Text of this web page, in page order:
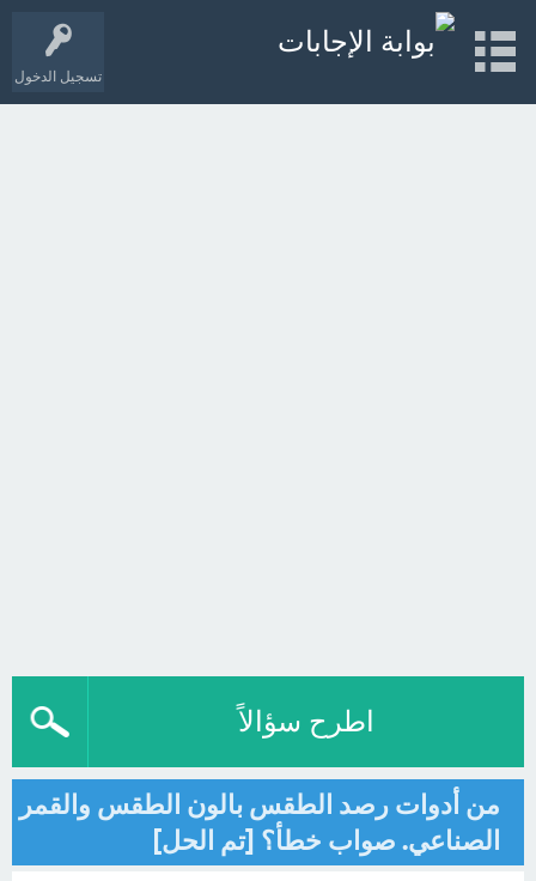
تسجيل الدخول
اطرح سؤالاً
من أدوات رصد الطقس بالون الطقس والقمر
الصناعي. صواب خطأ؟ [تم الحل]